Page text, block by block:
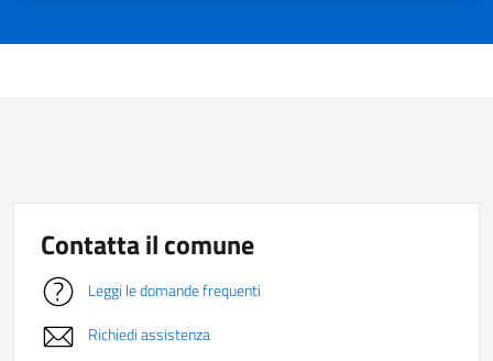
Contatta il comune
Leggi le domande frequenti
Richiedi assistenza